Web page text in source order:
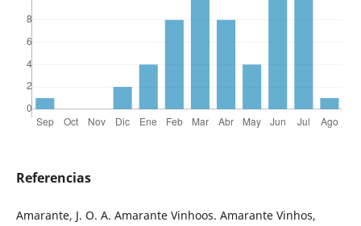
Referencias
Amarante, J. O. A. Amarante Vinhoos. Amarante Vinhos,